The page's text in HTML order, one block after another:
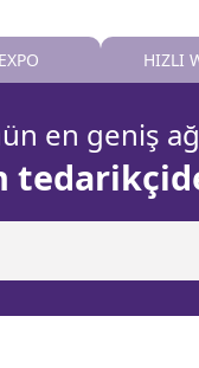
EXPO HIZLI
en geniş